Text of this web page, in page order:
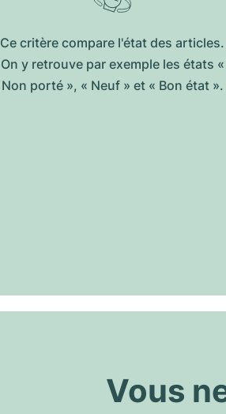
Ce critère compare l'état des articles.
On y retrouve par exemple les états «
Non porté », « Neuf » et « Bon état ».
Vous